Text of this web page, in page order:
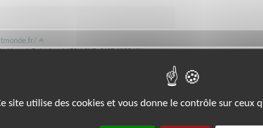
Vaux à Epluches MERY SUR OISE (95540)
bénévoles par
site utilise des cookies et vous donne le contrôle sur ceux